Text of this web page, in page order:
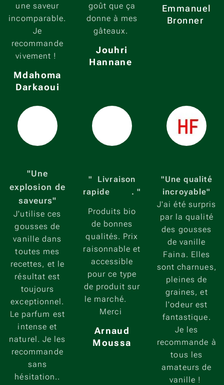
une saveur
incomparable.
Je
recommande
vivement !
Mdahoma
Darkaoui
goût que ça
donne à mes
gâteaux.
Jouhri
Hannane
Emmanuel
Bronner
"Une
explosion de
saveurs"
J'utilise ces
gousses de
vanille dans
toutes mes
recettes, et le
résultat est
toujours
exceptionnel.
Le parfum est
intense et
naturel. Je les
recommande
sans
hésitation..
" Livraison
rapide🚴💨. "
Produits bio
de bonnes
qualités. Prix
raisonnable et
accessible
pour ce type
de produit sur
le marché. 🤛
Merci
Arnaud
Moussa
"Une qualité
incroyable"
J'ai été surpris
par la qualité
des gousses
de vanille
Faina. Elles
sont charnues,
pleines de
graines, et
l'odeur est
fantastique.
Je les
recommande à
tous les
amateurs de
vanille !